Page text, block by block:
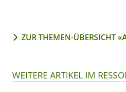
ZUR THEMEN-ÜBERSICHT
WEITERE ARTIKEL IM